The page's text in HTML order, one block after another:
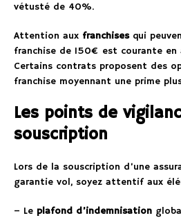
vétusté de 40%.
Attention aux franchisesqui
franchise de 150€ est courante en
Certains contrats proposent des
franchise moyennant une prime
Les points de
souscription
Lors de la souscription d’une
garantie vol, soyez attentif aux
– Le plafond d’indemnisation